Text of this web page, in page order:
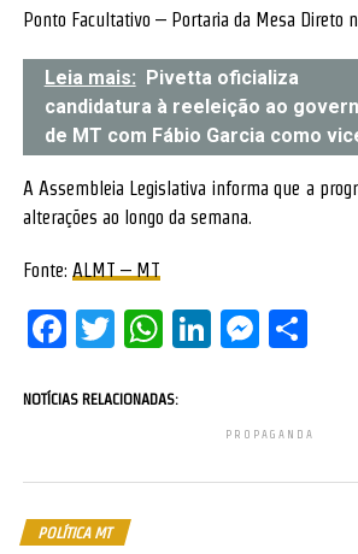
Ponto Facultativo – Portaria da Mesa Direto
Leia mais: Pivetta oficializa
candidatura à reeleição ao
de MT com Fábio Garcia como
A Assembleia Legislativa informa que a
alterações ao longo da semana.
Fonte: ALMT – MT
Facebook
Twitter
WhatsApp
LinkedIn
NOTÍCIAS RELACIONADAS:
PROPAGANDA
POLÍTICA MT